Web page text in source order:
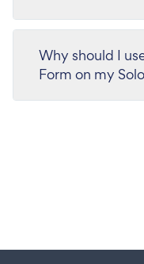
Why should I
Form on my